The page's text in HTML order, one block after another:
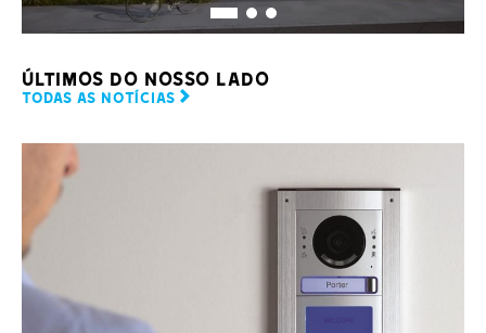
ÚLTIMOS DO NOSSO LADO
TODAS AS NOTÍCIAS